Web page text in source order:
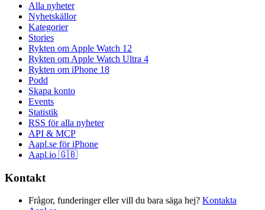
Alla nyheter
Nyhetskällor
Kategorier
Stories
Rykten om Apple Watch 12
Rykten om Apple Watch Ultra 4
Rykten om iPhone 18
Podd
Skapa konto
Events
Statistik
RSS för alla nyheter
API & MCP
Aapl.se för iPhone
Aapl.io 🇬🇧
Kontakt
Frågor, funderinger eller vill du bara säga hej? Kontakta